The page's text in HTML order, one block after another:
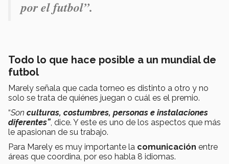
por el futbol”.
Todo lo que hace posible a un mundial de
futbol
Marely señala que cada torneo es distinto a otro y no
solo se trata de quiénes juegan o cuál es el premio.
“Son culturas, costumbres, personas e instalaciones
diferentes”, dice. Y este es uno de los aspectos que más
le apasionan de su trabajo.
Para Marely es muy importante la comunicación entre
áreas que coordina, por eso habla 8 idiomas.